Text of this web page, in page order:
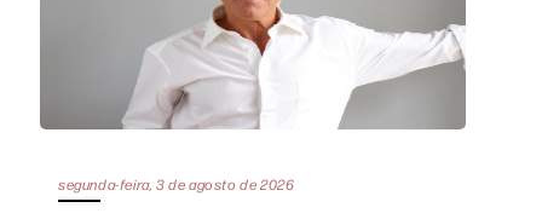
segunda-feira, 3 de agosto de 2026